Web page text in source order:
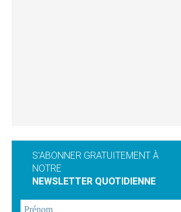
S'ABONNER GRATUITEMENT À
NOTRE
NEWSLETTER QUOTIDIENNE